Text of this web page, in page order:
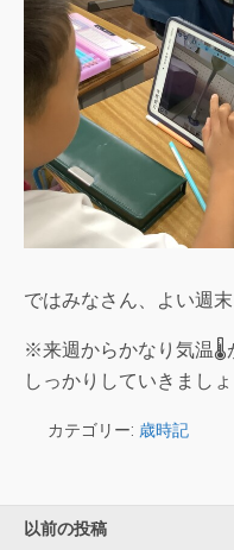
ではみなさん、よい週
※来週からかなり気温🌡️
しっかりしていきましょ
カテゴリー: 歳時記
以前の投稿